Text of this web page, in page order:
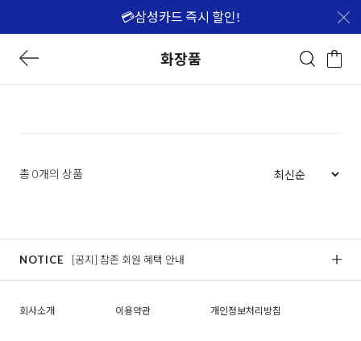
💳삼성카드 즉시 할인!
화장품
총 0개의 상품
NOTICE [공지] 참존 회원 혜택 안내
회사소개 이용약관 개인정보처리방침